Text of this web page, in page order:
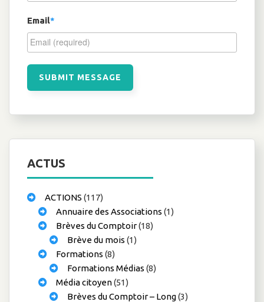
Email*
ACTUS
ACTIONS (117)
Annuaire des Associations (1)
Brèves du Comptoir(18)
Brève du mois (1)
Formations (8)
Formations Médias (8)
Média citoyen(51)
Brèves du Comptoir – Long(3)